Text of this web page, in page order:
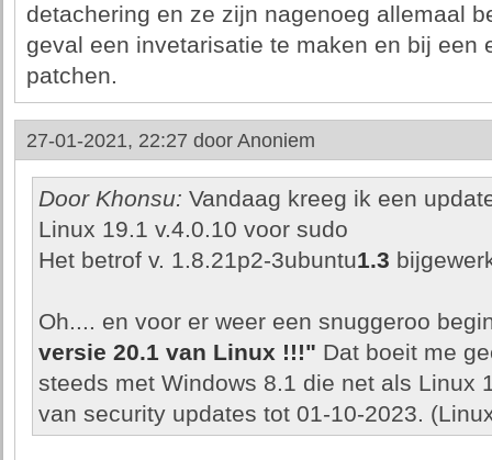
detachering en ze zijn nagenoeg allemaal
geval een invetarisatie te maken en bij een
patchen.
27-01-2021, 22:27 door Anoniem
Door Khonsu: Vandaag kreeg ik een
Linux 19.1 v.4.0.10 voor sudo
Het betrof v. 1.8.21p2-3ubuntu1.3
Oh.... en voor er weer een snuggeroo
versie 20.1 van Linux !!!" Dat boeit me
steeds met Windows 8.1 die net als Linux
van security updates tot 01-10-2023.